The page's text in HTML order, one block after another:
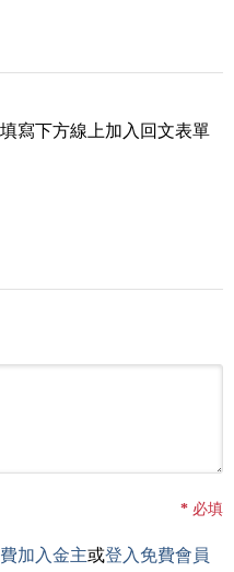
寫下方線上加入回文表單
* 必填
加入金主或登入免費會員